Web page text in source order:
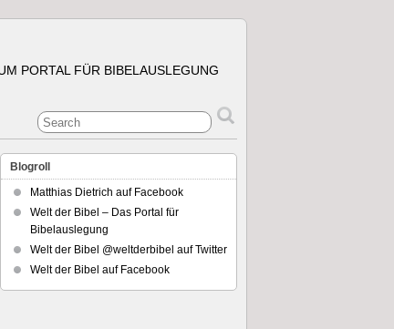
PORTAL FÜR BIBELAUSLEGUNG
Blogroll
Matthias Dietrich auf Facebook
Welt der Bibel – Das Portal für
Bibelauslegung
Welt der Bibel @weltderbibel auf Twitter
Welt der Bibel auf Facebook